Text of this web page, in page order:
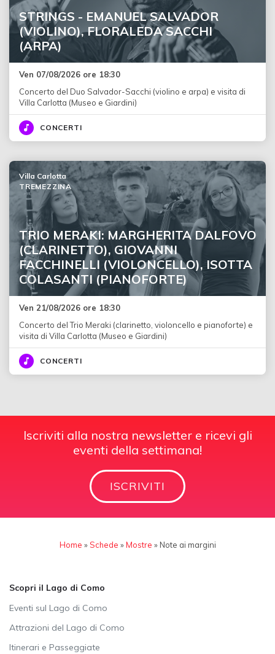
STRINGS - EMANUEL SALVADOR
(VIOLINO), FLORALEDA SACCHI
(ARPA)
Ven 07/08/2026 ore 18:30
Concerto del Duo Salvador-Sacchi (violino e arpa) e visita di
Villa Carlotta (Museo e Giardini)
CONCERTI
TRIO MERAKI: MARGHERITA DALFOVO
(CLARINETTO), GIOVANNI
FACCHINELLI (VIOLONCELLO), ISOTTA
COLASANTI (PIANOFORTE)
Villa Carlotta
TREMEZZINA
Ven 21/08/2026 ore 18:30
Concerto del Trio Meraki (clarinetto, violoncello e pianoforte) e
visita di Villa Carlotta (Museo e Giardini)
CONCERTI
Iscriviti alla nostra newsletter e ricevi gli
eventi della settimana!
ISCRIVITI
Home »Schede »Mostre » Note ai margini
Scopri il Lago di Como
Eventi sul Lago di Como
Attrazioni del Lago di Como
Itinerari e Passeggiate